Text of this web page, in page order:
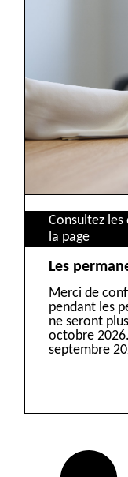
Consultez les
la page
Les
Merci de
pendant les
ne seront
octobre
septembre